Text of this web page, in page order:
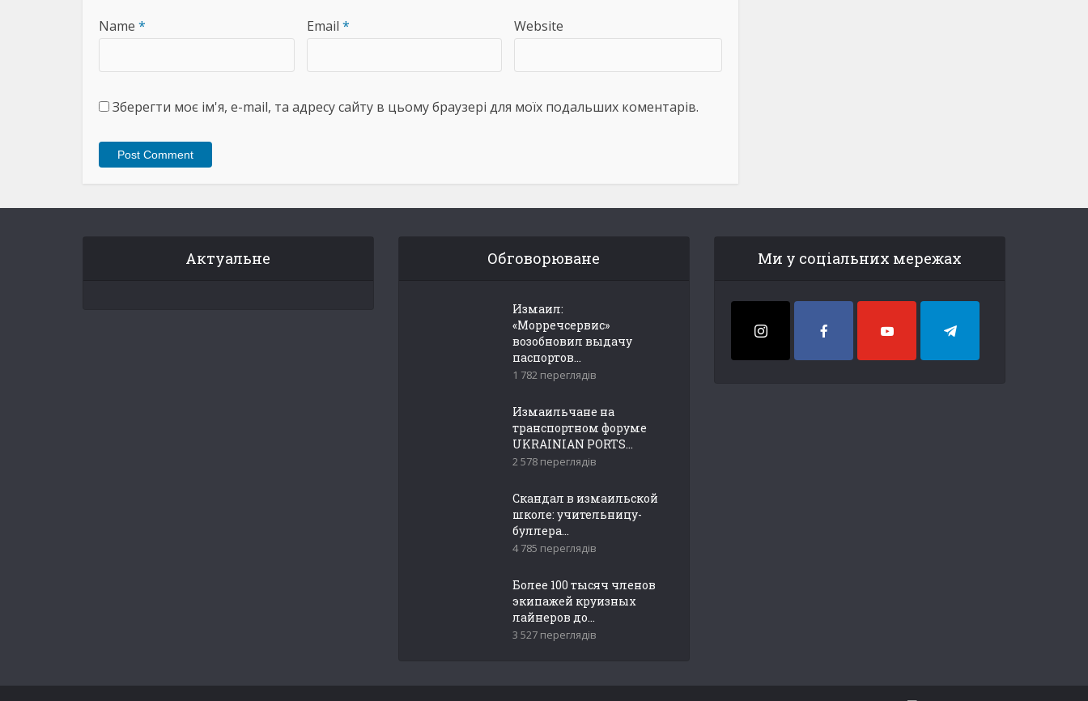
Name * Email * Website
Зберегти моє ім'я, e-mail, та адресу сайту в цьому браузері для моїх подальших коментарів.
Актуальне Обговорюване
Измаил:
«Морречсервис»
возобновил выдачу
паспортов...
1 782 переглядів
Измаильчане на
транспортном форуме
UKRAINIAN PORTS...
2 578 переглядів
Скандал в измаильской
школе: учительницу-
буллера...
4 785 переглядів
Более 100 тысяч членов
экипажей круизных
лайнеров до...
3 527 переглядів
Ми у соціальних мережах